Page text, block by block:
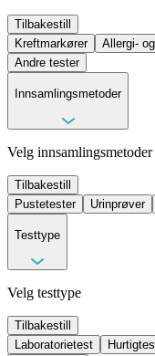
Tilbakestill
Kreftmarkører
Allergi-
Andre tester
Innsamlingsmetoder
Velg innsamlingsmetoder
Tilbakestill
Pustetester
Urinprøver
Testtype
Velg testtype
Tilbakestill
Laboratorietest